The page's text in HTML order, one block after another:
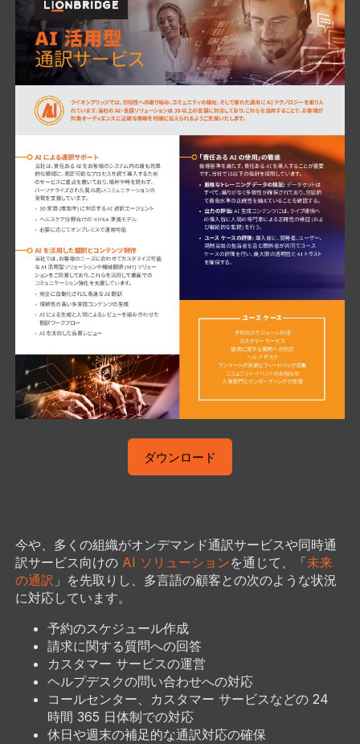
ダウンロード
今や、多くの組織がオンデマンド通訳サービスや同時通
訳サービス向けの AI ソリューションを通じて、「未来
の通訳 」を先取りし、多言語の顧客との次のような状況
に対応しています。
予約のスケジュール作成
請求に関する質問への回答
カスタマー サービスの運営
ヘルプデスクの問い合わせへの対応
コールセンター、カスタマー サービスなどの 24
時間 365 日体制での対応
休日や週末の補足的な通訳対応の確保